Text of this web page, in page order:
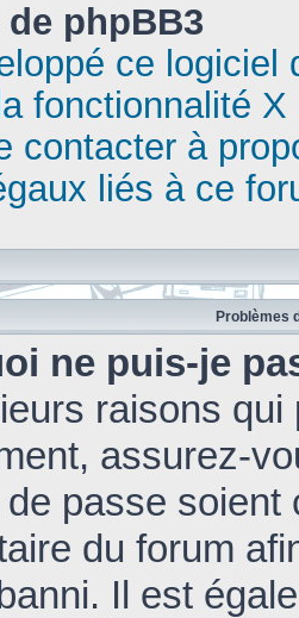
phpBB3
ce logiciel
fonctionnalité X
contacter à
liés à ce
Problèmes
ne puis-je
raisons
assurez-
passe soient
du forum
Il est